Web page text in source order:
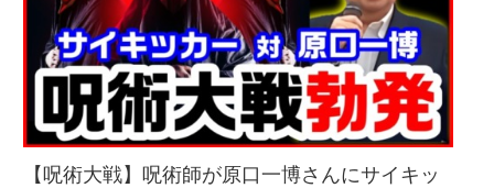
【呪術大戦】呪術師が原口一博さんにサイキッ